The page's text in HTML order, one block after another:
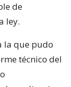
de
ley.
la que pudo
técnico del